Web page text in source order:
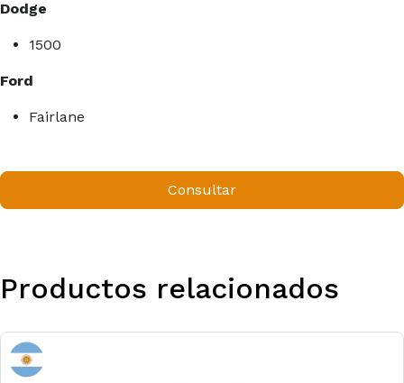
Dodge
1500
Ford
Fairlane
Consultar
Productos relacionados